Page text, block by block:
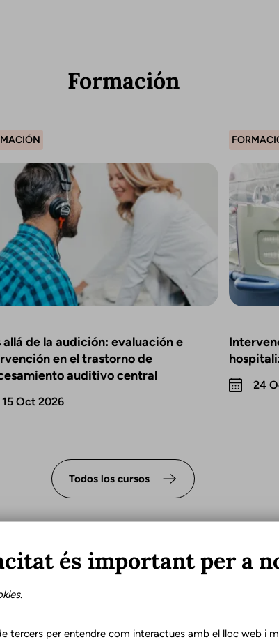
Formación
allá de la audición: evaluación e
en el trastorno de
auditivo central
15 Oct 2026
24
Todos los cursos
logopeda en la
és important per a
.
tercers per entendre com interactues amb el lloc web i